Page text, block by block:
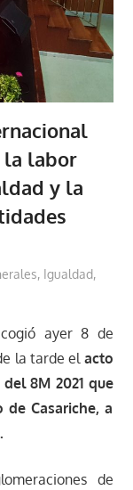
la labor
y la
, Igualdad,
ayer 8 de
la tarde el acto
8M 2021 que
Casariche, a
de